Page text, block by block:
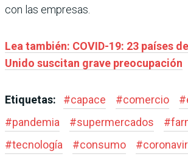
con las empresas.
Lea también: COVID-19: 23 países
Unido suscitan grave preocupación
Etiquetas: #capace #comercio #
#pandemia #supermercados #
#tecnología #consumo #